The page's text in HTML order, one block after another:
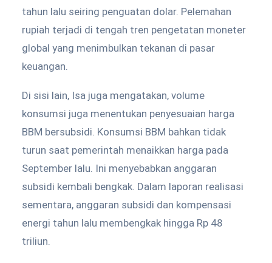
tahun lalu seiring penguatan dolar. Pelemahan
rupiah terjadi di tengah tren pengetatan moneter
global yang menimbulkan tekanan di pasar
keuangan.
Di sisi lain, Isa juga mengatakan, volume
konsumsi juga menentukan penyesuaian harga
BBM bersubsidi. Konsumsi BBM bahkan tidak
turun saat pemerintah menaikkan harga pada
September lalu. Ini menyebabkan anggaran
subsidi kembali bengkak. Dalam laporan realisasi
sementara, anggaran subsidi dan kompensasi
energi tahun lalu membengkak hingga Rp 48
triliun.